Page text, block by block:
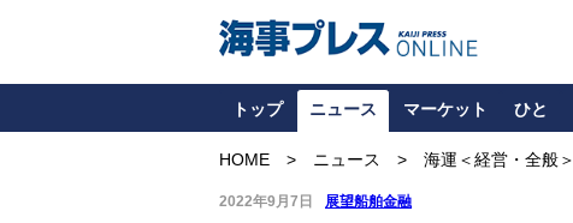
トップ ニュース マーケット ひと
HOME ニュース 海運＜経営・全般＞
2022年9月7日 展望船舶金融